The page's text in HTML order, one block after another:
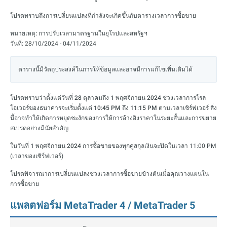
โปรดทราบถึงการเปลี่ยนแปลงที่กำลังจะเกิดขึ้นกับตารางเวลาการซื้อขาย
หมายเหตุ: การปรับเวลามาตรฐานในยุโรปและสหรัฐฯ
วันที่: 28/10/2024 - 04/11/2024
ตารางนี้มีวัตถุประสงค์ในการให้ข้อมูลและอาจมีการแก้ไขเพิ่มเติมได้
โปรดทราบว่าตั้งแต่วันที่ 28 ตุลาคมถึง 1 พฤศจิกายน 2024 ช่วงเวลาการโรล
โอเวอร์ของธนาคารจะเริ่มตั้งแต่ 10:45 PM ถึง 11:15 PM ตามเวลาเซิร์ฟเวอร์ สิ่ง
นี้อาจทำให้เกิดการหยุดชะงักของการให้การอ้างอิงราคาในระยะสั้นและการขยาย
สเปรดอย่างมีนัยสำคัญ
ในวันที่ 1 พฤศจิกายน 2024 การซื้อขายของทุกคู่สกุลเงินจะปิดในเวลา 11:00 PM
(เวลาของเซิร์ฟเวอร์)
โปรดพิจารณาการเปลี่ยนแปลงช่วงเวลาการซื้อขายข้างต้นเมื่อคุณวางแผนใน
การซื้อขาย
แพลตฟอร์ม MetaTrader 4 / MetaTrader 5